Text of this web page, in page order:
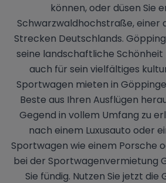
können, oder düsen Sie
Schwarzwaldhochstraße, einer
Strecken Deutschlands.
seine landschaftliche
auch für sein vielfältiges
Sportwagen mieten in
Beste aus Ihren Ausflügen
Gegend in vollem Umfang zu
nach einem Luxusauto oder
Sportwagen wie einem Porsche
bei der Sportwagenvermietung
Sie fündig. Nutzen Sie jetzt die